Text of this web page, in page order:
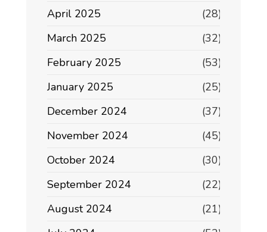
April 2025
(28)
March 2025
(32)
February 2025
(53)
January 2025
(25)
December 2024
(37)
November 2024
(45)
October 2024
(30)
September 2024
(22)
August 2024
(21)